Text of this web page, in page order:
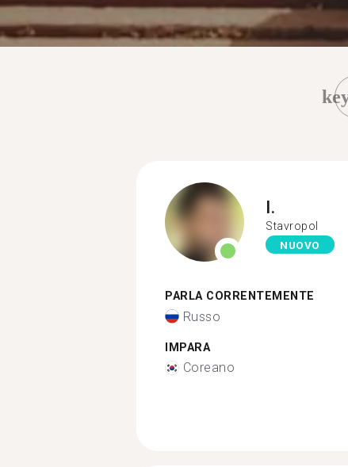
I.
Stavropol
NUOVO
PARLA CORRENTEMENTE
Russo
IMPARA
Coreano